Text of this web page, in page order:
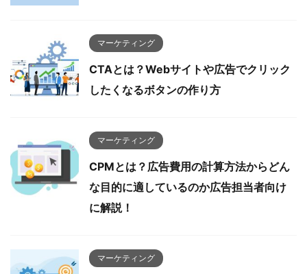
マーケティング
CTAとは？Webサイトや広告でクリック
したくなるボタンの作り方
マーケティング
CPMとは？広告費用の計算方法からどん
な目的に適しているのか広告担当者向け
に解説！
マーケティング